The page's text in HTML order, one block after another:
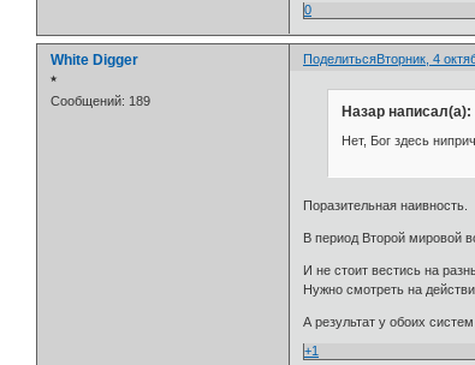
0
ПоделитьсяВторник, 4
White Digger
⭒
Сообщений: 189
Назар написал(а):
Нет, Бог здесь
Поразительная наивность.
В период Второй мировой
И не стоит вестись на
Нужно смотреть на
А результат у обоих систем
+1